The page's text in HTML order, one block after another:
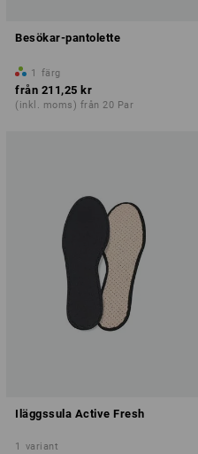
Besökar-pantolette
1 färg
från 211,25 kr
(inkl. moms) från 20 Par
Iläggssula Active Fresh
1 variant